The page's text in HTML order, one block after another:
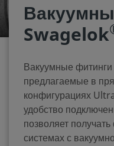
Swagelok
Вакуумные
предлагаемые в
конфигурациях
удобство
позволяет
системах с